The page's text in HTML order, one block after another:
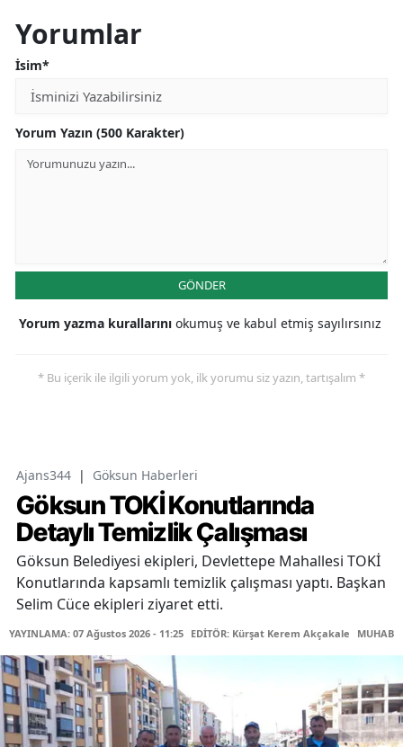
Yorumlar
İsim*
Yorum Yazın (500 Karakter)
GÖNDER
Yorum yazma kurallarını okumuş ve kabul etmiş sayılırsınız
* Bu içerik ile ilgili yorum yok, ilk yorumu siz yazın, tartışalım *
Ajans344 | Göksun Haberleri
Göksun TOKİ Konutlarında
Detaylı Temizlik Çalışması
Göksun Belediyesi ekipleri, Devlettepe Mahallesi TOKİ
Konutlarında kapsamlı temizlik çalışması yaptı. Başkan
Selim Cüce ekipleri ziyaret etti.
YAYINLAMA: 07 Ağustos 2026 - 11:25 EDİTÖR: Kürşat Kerem Akçakale